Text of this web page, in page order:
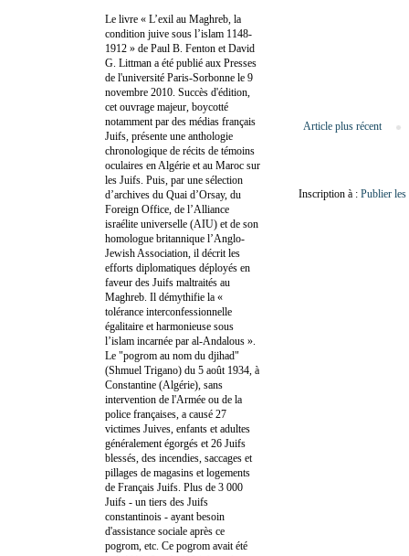
Article plus récent
Inscription à : Publier
Le livre « L’exil au Maghreb, la
condition juive sous l’islam 1148-
1912 » de Paul B. Fenton et David
G. Littman a été publié aux Presses
de l'université Paris-Sorbonne le 9
novembre 2010. Succès d'édition,
cet ouvrage majeur, boycotté
notamment par des médias français
Juifs, présente une anthologie
chronologique de récits de témoins
oculaires en Algérie et au Maroc sur
les Juifs. Puis, par une sélection
d’archives du Quai d’Orsay, du
Foreign Office, de l’Alliance
israélite universelle (AIU) et de son
homologue britannique l’Anglo-
Jewish Association, il décrit les
efforts diplomatiques déployés en
faveur des Juifs maltraités au
Maghreb. Il démythifie la «
tolérance interconfessionnelle
égalitaire et harmonieuse sous
l’islam incarnée par al-Andalous ».
Le "pogrom au nom du djihad"
(Shmuel Trigano) du 5 août 1934, à
Constantine (Algérie), sans
intervention de l'Armée ou de la
police françaises, a causé 27
victimes Juives, enfants et adultes
généralement égorgés et 26 Juifs
blessés, des incendies, saccages et
pillages de magasins et logements
de Français Juifs. Plus de 3 000
Juifs - un tiers des Juifs
constantinois - ayant besoin
d'assistance sociale après ce
pogrom, etc. Ce pogrom avait été